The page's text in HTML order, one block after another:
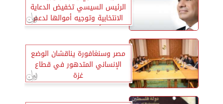
الرئيس السيسي تخفيض الدعاية
الانتخابية وتوجيه أموالها لدعم
الأشقاء بقطاع غزة
مصر وسنغافورة يناقشان الوضع
الإنساني المتدهور في قطاع
غزة